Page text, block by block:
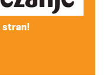
stran!